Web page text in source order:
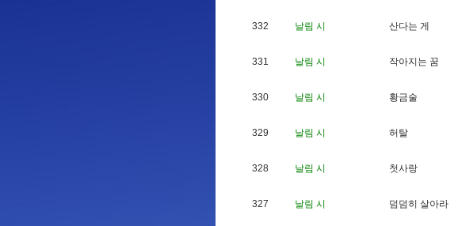
332 날림 시 산다는 게
331 날림 시 작아지 는 꿈
330 날림 시 황금술
329 날림 시 허 탈
328 날림 시 첫사랑
327 날림 시 덤 덤히 살아라